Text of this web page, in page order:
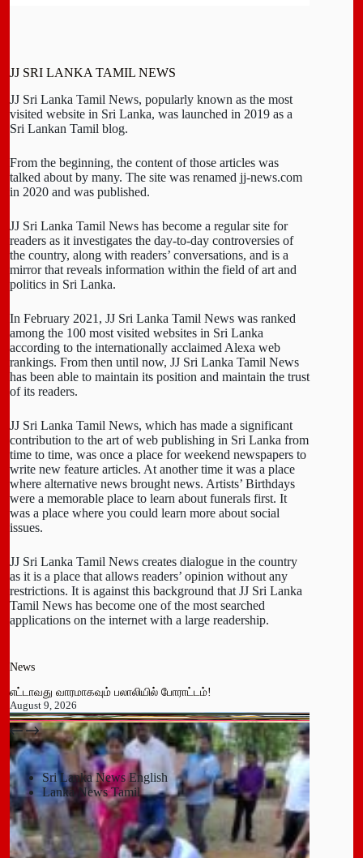
JJ SRI LANKA TAMIL NEWS
JJ Sri Lanka Tamil News, popularly known as the most
visited website in Sri Lanka, was launched in 2019 as a
Sri Lankan Tamil blog.
From the beginning, the content of those articles was
talked about by many. The site was renamed jj-news.com
in 2020 and was published.
JJ Sri Lanka Tamil News has become a regular site for
readers as it investigates the day-to-day controversies of
the country, along with readers’ conversations, and is a
mirror that reveals information within the field of art and
politics in Sri Lanka.
In February 2021, JJ Sri Lanka Tamil News was ranked
among the 100 most visited websites in Sri Lanka
according to the internationally acclaimed Alexa web
rankings. From then until now, JJ Sri Lanka Tamil News
has been able to maintain its position and maintain the trust
of its readers.
JJ Sri Lanka Tamil News, which has made a significant
contribution to the art of web publishing in Sri Lanka from
time to time, was once a place for weekend newspapers to
write new feature articles. At another time it was a place
where alternative news brought news. Artists’ Birthdays
were a memorable place to learn about funerals first. It
was a place where you could learn more about social
issues.
JJ Sri Lanka Tamil News creates dialogue in the country
as it is a place that allows readers’ opinion without any
restrictions. It is against this background that JJ Sri Lanka
Tamil News has become one of the most searched
applications on the internet with a large readership.
News
எட்டாவது வாரமாகவும் பலாலியில் போராட்டம்!
August 9, 2026
பதுளை மாநகர சபையின் NPP உறுப்பினர் திடீர் ராஜினாமா!
July 14, 2026
Sri Lanka News English
Lanka News Tamil